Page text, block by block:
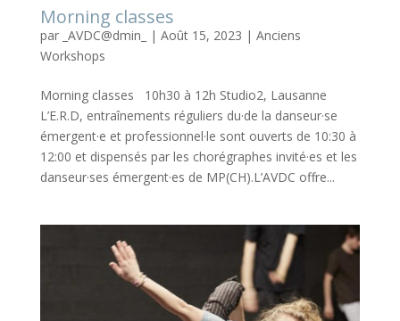
Morning classes
par _AVDC@dmin_ | Août 15, 2023 | Anciens
Workshops
Morning classes 10h30 à 12h Studio2, Lausanne
L’E.R.D, entraînements réguliers du·de la danseur·se
émergent·e et professionnel·le sont ouverts de 10:30 à
12:00 et dispensés par les chorégraphes invité·es et les
danseur·ses émergent·es de MP(CH).L’AVDC offre...